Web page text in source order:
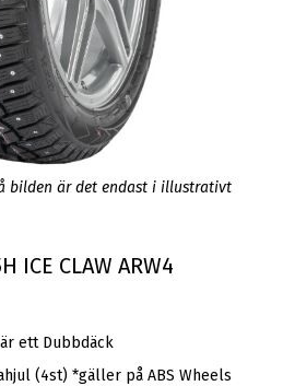
bilden är det endast i illustrativt
ICE CLAW ARW4
är ett Dubbdäck
(4st) *gäller på ABS Wheels